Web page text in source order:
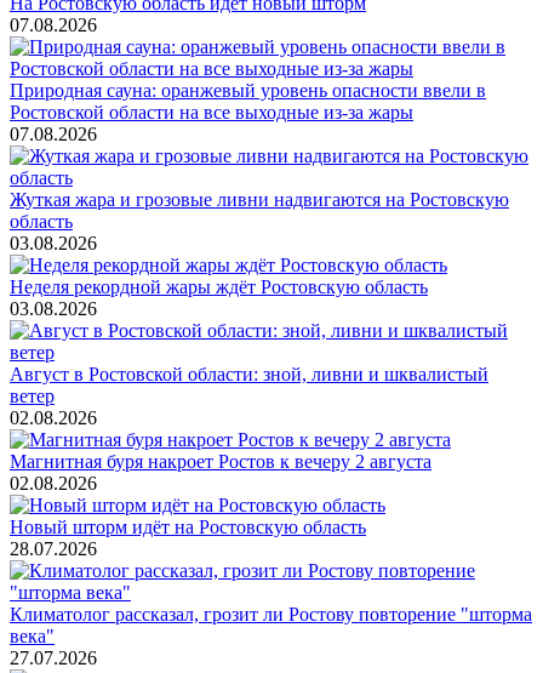
07.08.2026
Природная сауна: оранжевый уровень опасности ввели в
Ростовской области на все выходные из-за жары
07.08.2026
Жуткая жара и грозовые ливни надвигаются на Ростовскую
область
03.08.2026
Неделя рекордной жары ждёт Ростовскую область
03.08.2026
Август в Ростовской области: зной, ливни и шквалистый
ветер
02.08.2026
Магнитная буря накроет Ростов к вечеру 2 августа
02.08.2026
Новый шторм идёт на Ростовскую область
28.07.2026
Климатолог рассказал, грозит ли Ростову повторение "шторма
века"
27.07.2026